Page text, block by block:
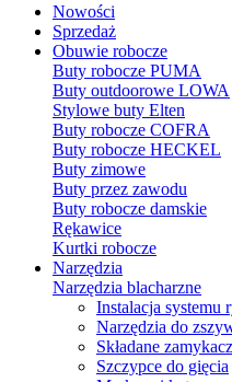
Nowości
Sprzedaż
Obuwie robocze
Buty robocze PUMA
Buty outdoorowe LOWA
Stylowe buty Elten
Buty robocze COFRA
Buty robocze HECKEL
Buty zimowe
Buty przez zawodu
Buty robocze damskie
Rękawice
Kurtki robocze
Narzędzia
Narzędzia blacharzne
Instalacja systemu
Narzędzia do
Składane
Szczypce do gięcia